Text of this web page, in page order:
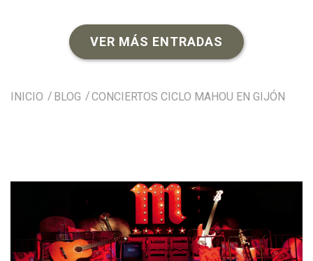
VER MÁS ENTRADAS
INICIO BLOG CONCIERTOS CICLO MAHOU EN GIJÓN